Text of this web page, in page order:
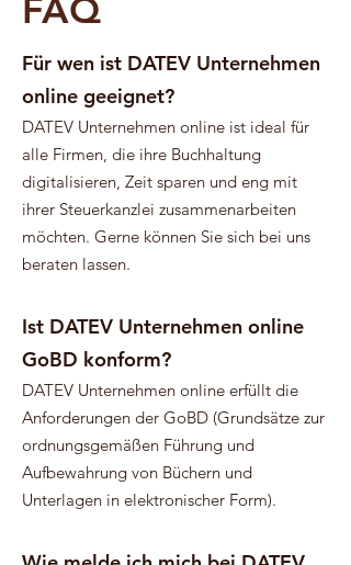
FAQ
Für wen ist DATEV Unternehmen
online geeignet?
​DATEV Unternehmen online ist ideal für
alle Firmen, die ihre Buchhaltung
digitalisieren, Zeit sparen und eng mit
ihrer Steuerkanzlei zusammenarbeiten
möchten. Gerne können Sie sich bei uns
beraten lassen.
Ist DATEV Unternehmen online
GoBD konform?
​DATEV Unternehmen online erfüllt die
Anforderungen der GoBD (Grundsätze zur
ordnungsgemäßen Führung und
Aufbewahrung von Büchern und
Unterlagen in elektronischer Form).